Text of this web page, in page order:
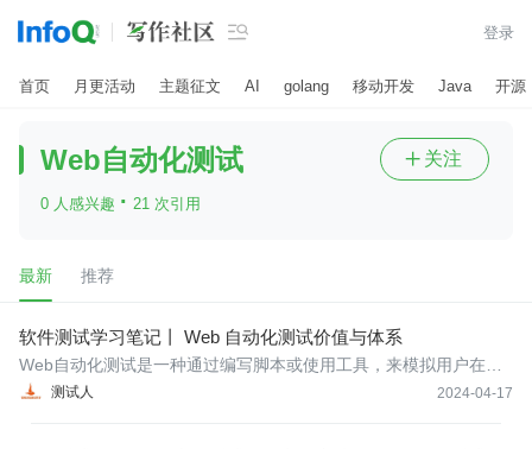
 登录
首页 月更活动 主题征文 AI golang 移动开发 Java 开源
Web自动化测试
0 人感兴趣 · 21 次引用
 关注
最新 推荐
软件测试学习笔记丨 Web 自动化测试价值与体系
测试人 2024-04-17
Web自动化测试是一种通过编写脚本或使用工具，来模拟用户在We
b应用程序中的操作，从而自动执行测试用例并验证应用的功能、性